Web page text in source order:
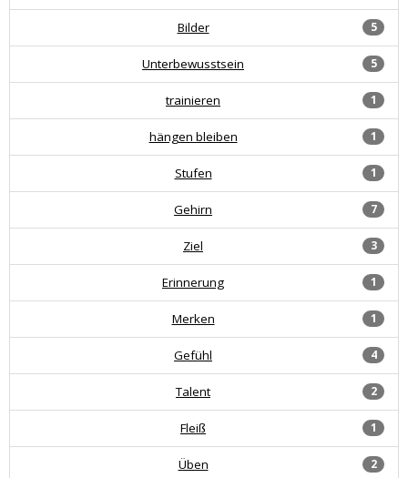
5
Bilder
5
Unterbewusstsein
1
trainieren
1
hängen bleiben
1
Stufen
7
Gehirn
3
Ziel
1
Erinnerung
1
Merken
4
Gefühl
2
Talent
1
Fleiß
2
Üben